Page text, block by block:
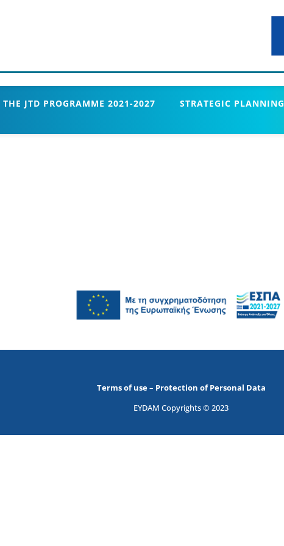
JTD PROGRAMME 2021-2027 STRATEGIC PLANNING
Terms of use– Protection of Personal Data
EYDAM Copyrights © 2023